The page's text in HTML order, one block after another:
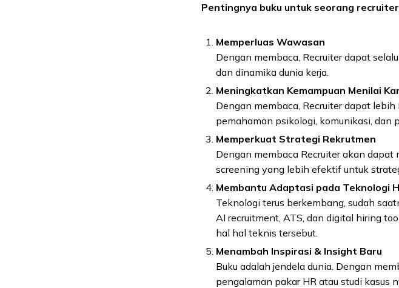
Pentingnya buku untuk seorang
Memperluas Wawasan
Dengan membaca, Recruiter dapat
dan dinamika dunia kerja.
Meningkatkan Kemampuan Menilai
Dengan membaca, Recruiter dapat
pemahaman psikologi, komunikasi, dan
Memperkuat Strategi Rekrutmen
Dengan membaca Recruiter akan
screening yang lebih efektif untuk
Membantu Adaptasi pada Teknologi
Teknologi terus berkembang, sudah
AI recruitment, ATS, dan digital hiring
hal hal teknis tersebut.
Menambah Inspirasi & Insight Baru
Buku adalah jendela dunia. Dengan
pengalaman pakar HR atau studi kasus